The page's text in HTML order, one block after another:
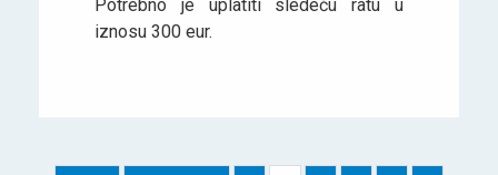
Potrebno je uplatiti sledeću ratu u
iznosu 300 eur.